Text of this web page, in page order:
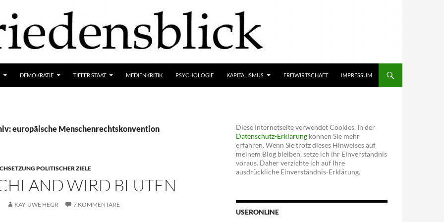
DEMOKRATIE TIEFER STAAT MEDIENKRITIK PSYCHOLOGIE KAPITALISMUS FREIWIRTSCHAFT IMPRESSUM
europäische Menschenrechtskonvention
POLITISCHER ZIELE
WIRD BLUTEN
KAY-UWE HEGR 7 KOMMENTARE
Diese Internetseite verwendet Cookies. In der
Datenschutz-Erklärung können Sie mehr
erfahren. Wenn Sie trotz dieses Hinweises auf
meinem Blog bleiben, setze ich ihr Einverständnis
voraus. Daher verzichte ich auf Ihre
ausdrückliche Einverständnis-Erklärung.
USERONLINE